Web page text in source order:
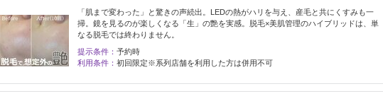
「肌まで変わった」と驚きの声続出。LEDの熱がハリを与え、産毛と共にくすみも一
掃。鏡を見るのが楽しくなる「生」の艶を実感。脱毛×美肌管理のハイブリッドは、単
なる脱毛では終わりません。
提示条件： 予約時
利用条件： 初回限定※系列店舗を利用した方は併用不可